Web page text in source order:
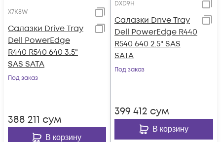
X7K8W
Салазки Drive Tray
Dell PowerEdge
R440 R540 640 3.5"
SAS SATA
Под заказ
388 211 сум
В корзину
DXD9H
Салазки Drive Tray
Dell PowerEdge R440
R540 640 2.5" SAS
SATA
Под заказ
399 412 сум
В корзину